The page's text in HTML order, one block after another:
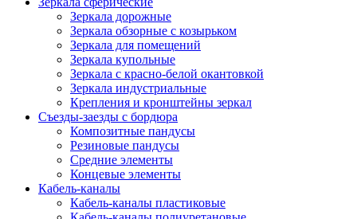
Зеркала дорожные
Зеркала обзорные с козырьком
Зеркала для помещений
Зеркала купольные
Зеркала с красно-белой окантовкой
Зеркала индустриальные
Крепления и кронштейны зеркал
Съезды-заезды с бордюра
Композитные пандусы
Резиновые пандусы
Средние элементы
Концевые элементы
Кабель-каналы
Кабель-каналы пластиковые